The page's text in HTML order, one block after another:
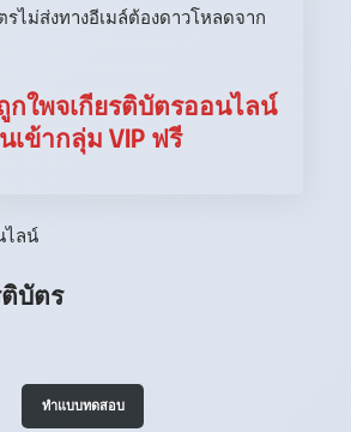
รไม่ส่งทางอีเมล์ต้องดาวโหลดจาก
ใพจเกียรติบัตรออนไลน์
เข้ากลุ่ม VIP ฟรี
ไลน์
บัตร
ทำแบบทดสอบ